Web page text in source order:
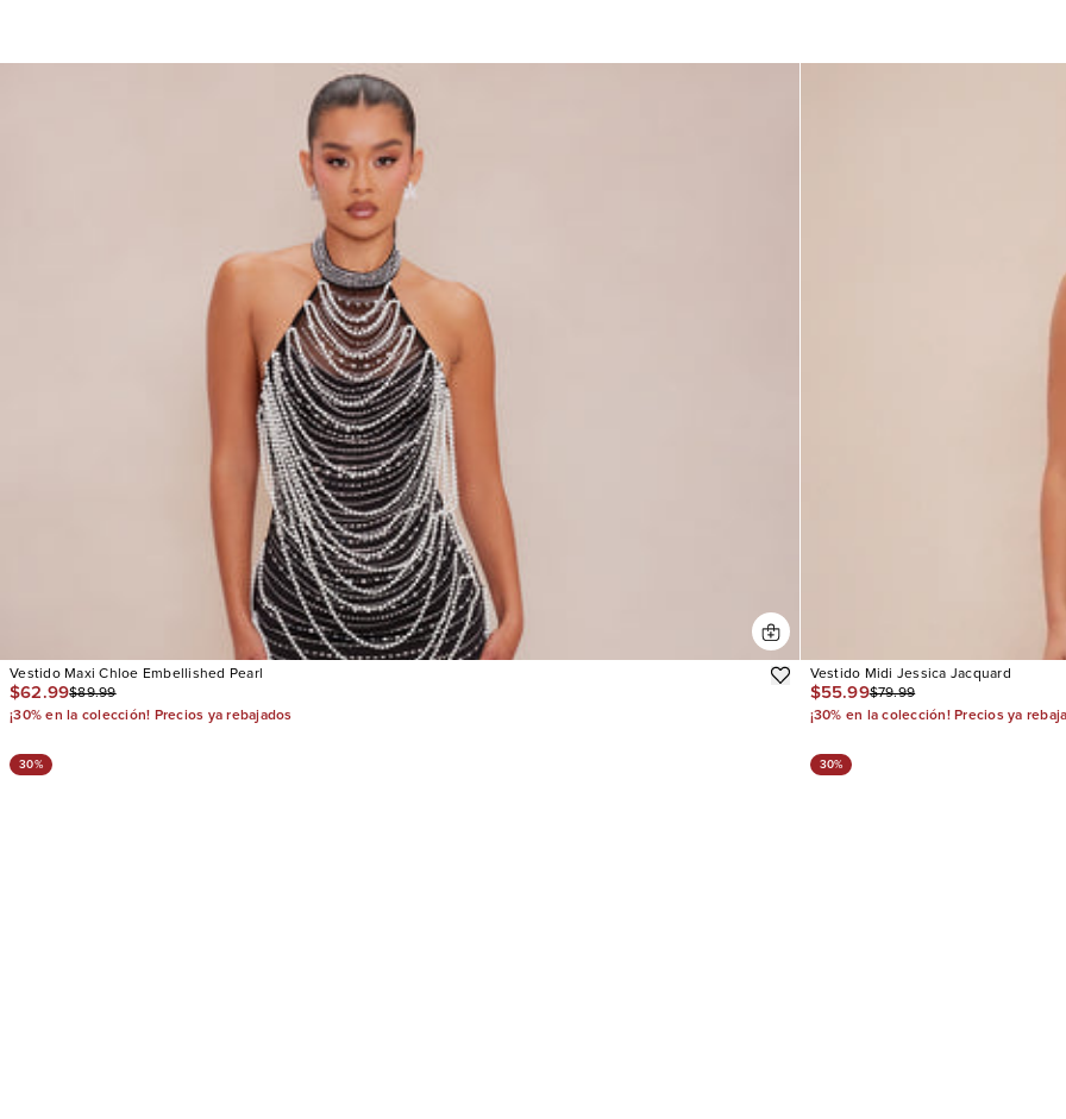
Vestido Maxi Chloe Embellished Pearl
$62.99$89.99
¡30% en la colección! Precios ya rebajados
Vestido Midi Jessica Jacquard
$55.99$79.99
¡30% en la colección! Precios ya
30% 30%